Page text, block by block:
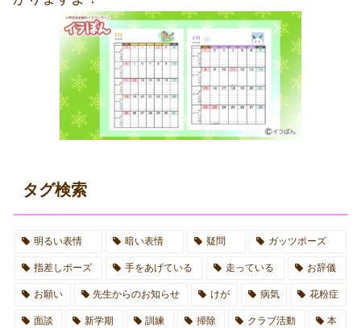
タグ検索
明るい表情 暗い表情 疑問 ガッツポーズ
指差しポーズ 手をあげている 走っている お辞儀
お願い 先生からのお知らせ けが 病気 花粉症
面談 新学期 訓練 掃除 クラブ活動 本